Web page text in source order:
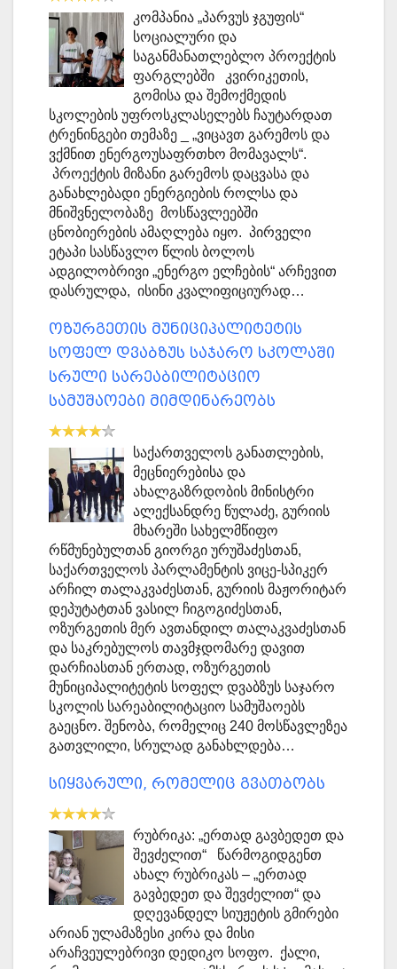
კომპანია „პარვუს ჯგუფის“
სოციალური და
საგანმანათლებლო პროექტის
ფარგლებში კვირიკეთის,
გომისა და შემოქმედის
სკოლების უფროსკლასელებს ჩაუტარდათ
ტრენინგები თემაზე _ „ვიცავთ გარემოს და
ვქმნით ენერგოუსაფრთხო მომავალს“.
პროექტის მიზანი გარემოს დაცვასა და
განახლებადი ენერგიების როლსა და
მნიშვნელობაზე მოსწავლეებში
ცნობიერების ამაღლება იყო. პირველი
ეტაპი სასწავლო წლის ბოლოს
ადგილობრივი „ენერგო ელჩების“ არჩევით
დასრულდა, ისინი კვალიფიციურად…
ოზურგეთის მუნიციპალიტეტის
სოფელ დვაბზუს საჯარო სკოლაში
სრული სარეაბილიტაციო
სამუშაოები მიმდინარეობს
საქართველოს განათლების,
მეცნიერებისა და
ახალგაზრდობის მინისტრი
ალექსანდრე წულაძე, გურიის
მხარეში სახელმწიფო
რწმუნებულთან გიორგი ურუშაძესთან,
საქართველოს პარლამენტის ვიცე-სპიკერ
არჩილ თალაკვაძესთან, გურიის მაჟორიტარ
დეპუტატთან ვასილ ჩიგოგიძესთან,
ოზურგეთის მერ ავთანდილ თალაკვაძესთან
და საკრებულოს თავმჯდომარე დავით
დარჩიასთან ერთად, ოზურგეთის
მუნიციპალიტეტის სოფელ დვაბზუს საჯარო
სკოლის სარეაბილიტაციო სამუშაოებს
გაეცნო. შენობა, რომელიც 240 მოსწავლეზეა
გათვლილი, სრულად განახლდება…
სიყვარული, რომელიც გვათბობს
რუბრიკა: „ერთად გავბედეთ და
შევძელით“ წარმოგიდგენთ
ახალ რუბრიკას – „ერთად
გავბედეთ და შევძელით“ და
დღევანდელ სიუჟეტის გმირები
არიან ულამაზესი კირა და მისი
არაჩვეულებრივი დედიკო სოფო. ქალი,